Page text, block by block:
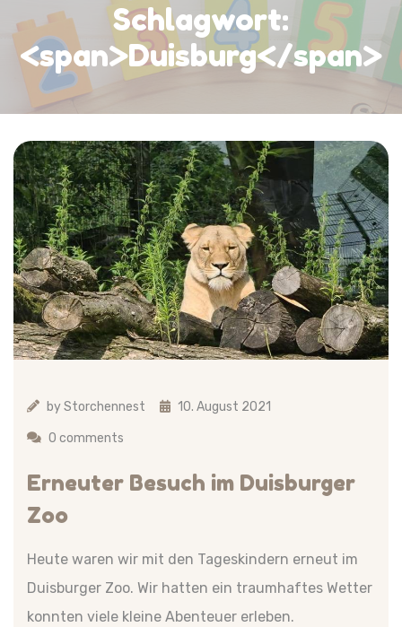
Schlagwort:
<span>Duisburg</span>
byStorchennest 10. August 2021
0 comments
Erneuter Besuch im Duisburger
Zoo
Heute waren wir mit den Tageskindern erneut im
Duisburger Zoo. Wir hatten ein traumhaftes Wetter
konnten viele kleine Abenteuer erleben.